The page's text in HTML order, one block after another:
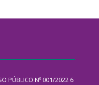
PÚBLICO Nº 001/2022 6